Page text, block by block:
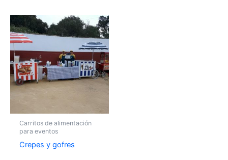
Carritos de alimentación
para eventos
Crepes y gofres